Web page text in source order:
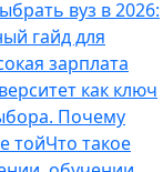
вуз в 2026:
гайд для
зарплата
как ключ
Почему
тойЧто такое